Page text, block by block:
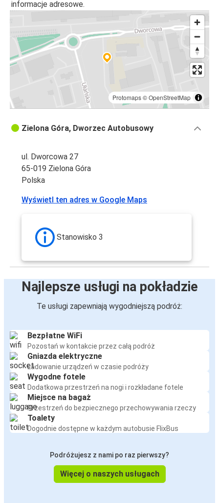
informacje adresowe.
Protomaps©OpenStreetMap
Zielona Góra, Dworzec Autobusowy
ul. Dworcowa 27
65-019 Zielona Góra
Polska
Wyświetl ten adres w Google Maps
Stanowisko 3
Najlepsze usługi na pokładzie
Te usługi zapewniają wygodniejszą podróż:
Bezpłatne WiFi
Pozostań w kontakcie przez całą podróż
Gniazda elektryczne
Ładowanie urządzeń w czasie podróży
Wygodne fotele
Dodatkowa przestrzeń na nogi i rozkładane fotele
Miejsce na bagaż
Przestrzeń do bezpiecznego przechowywania rzeczy
Toalety
Dogodnie dostępne w każdym autobusie FlixBus
Podróżujesz z nami po raz pierwszy?
Więcej o naszych usługach